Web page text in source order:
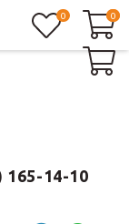
165-14-10
0 0
0